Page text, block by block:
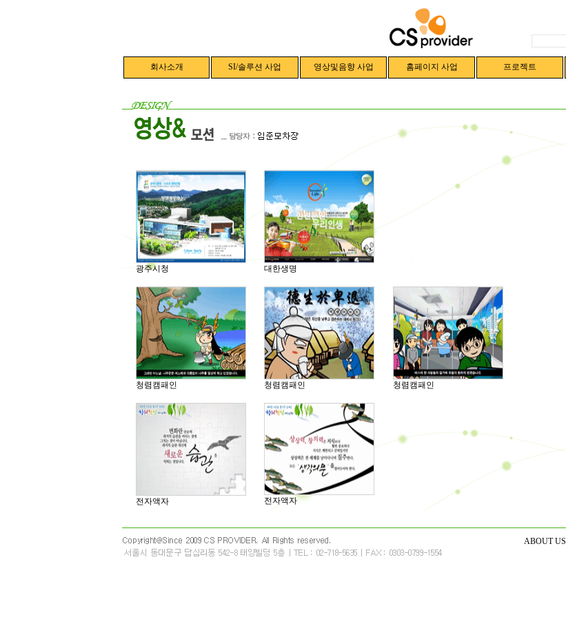
회사소개 SI/솔루션 사업 영상및음향 사업 홈페이지 사업 프로젝트
광주시청 대한생명
청렴캠패인 청렴캠패인 청렴캠패인
전자액자 전자액자
ABOUT US